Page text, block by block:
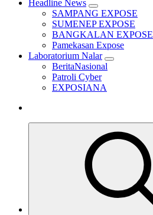
Headline News
SAMPANG EXPOSE
SUMENEP EXPOSE
BANGKALAN EXPOSE
Pamekasan Expose
Laboratorium Nalar
BeritaNasional
Patroli Cyber
EXPOSIANA